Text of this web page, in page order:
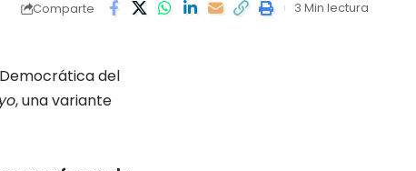
Comparte 3 Min lectura
del
, una variante